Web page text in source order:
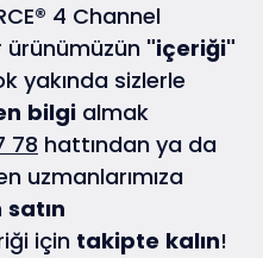
4 Channel
"içeriği"
yakında sizlerle
bilgi almak
78 hattından ya da
uzmanlarımıza
satın
için takipte kalın!